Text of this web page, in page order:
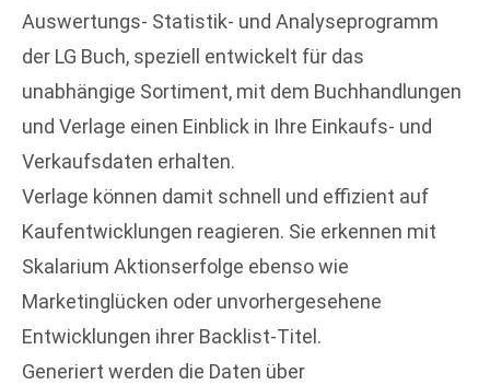
Auswertungs- Statistik- und Analyseprogramm
der LG Buch, speziell entwickelt für das
unabhängige Sortiment, mit dem Buchhandlungen
und Verlage einen Einblick in Ihre Einkaufs- und
Verkaufsdaten erhalten.
Verlage können damit schnell und effizient auf
Kaufentwicklungen reagieren. Sie erkennen mit
Skalarium Aktionserfolge ebenso wie
Marketinglücken oder unvorhergesehene
Entwicklungen ihrer Backlist-Titel.
Generiert werden die Daten über